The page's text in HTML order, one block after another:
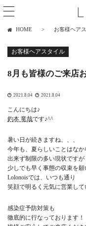
HOME お客様ヘア
お客様ヘアスタイル
8月も皆様のご来店
2021.8.04 2021.8.04
こんにちは♪
釣本 竜哉です♪^^
暑い日が続きますね、、、
今年も、夏らしいことはなか
出来ず制限の多い現状ですが
少しでも早く事態の収束を願
Lolonoisでは、いつも通り
笑顔で明るく元気に営業して
感染症予防対策も
徹底的に行なっております！